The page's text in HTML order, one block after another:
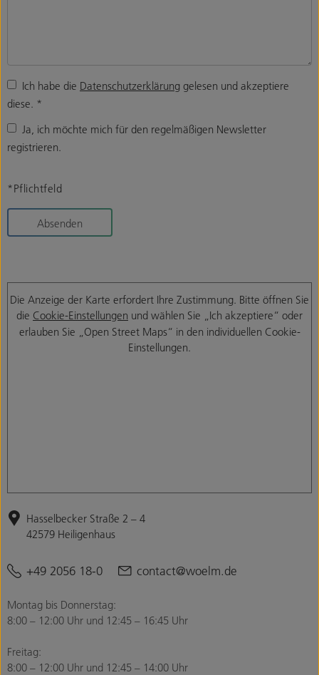
Ich habe die Datenschutzerklärung gelesen und akzeptiere
diese. *
Ja, ich möchte mich für den regelmäßigen Newsletter
registrieren.
*Pflichtfeld
Absenden
Die Anzeige der Karte erfordert Ihre Zustimmung. Bitte öffnen Sie
die Cookie-Einstellungen und wählen Sie „Ich akzeptiere“ oder
erlauben Sie „Open Street Maps“ in den individuellen Cookie-
Einstellungen.
Hasselbecker Straße 2 – 4
42579 Heiligenhaus
+49 2056 18-0 contact@woelm.de
Montag bis Donnerstag:
8:00 – 12:00 Uhr und 12:45 – 16:45 Uhr
Freitag:
8:00 – 12:00 Uhr und 12:45 – 14:00 Uhr